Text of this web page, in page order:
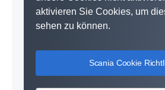
aktivieren Sie Cookies, um
sehen zu können.
Scania Cookie